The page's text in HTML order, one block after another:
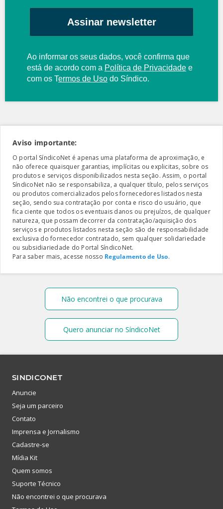
Assinar newsletter
Ao informar os seus dados, você confirma que
está de acordo com a Política de Privacidade e
com os Termos de Uso do Síndico.
Aviso importante:
O portal SíndicoNet é apenas uma plataforma de aproximação, e
não oferece quaisquer garantias, implícitas ou explicitas, sobre os
produtos e serviços disponibilizados nesta seção. Assim, o portal
SíndicoNet não se responsabiliza, a qualquer título, pelos serviços
ou produtos comercializados pelos fornecedores listados nesta
seção, sendo sua contratação por conta e risco do usuário, que
fica ciente que todos os eventuais danos ou prejuízos, de qualquer
natureza, que possam decorrer da contratação/aquisição dos
serviços e produtos listados nesta seção são de responsabilidade
exclusiva do fornecedor contratado, sem qualquer solidariedade
ou subsidiariedade do Portal SíndicoNet.
Para saber mais, acesse nosso Regulamento de Uso.
Não encontrei o que procurava
Quero anunciar no SíndicoNet
SINDICONET
Anuncie
Seja um parceiro
Contato
Imprensa e Jornalismo
Cadastre-se
Mídia Kit
Quem somos
Suporte Técnico
Não encontrei o que procurava